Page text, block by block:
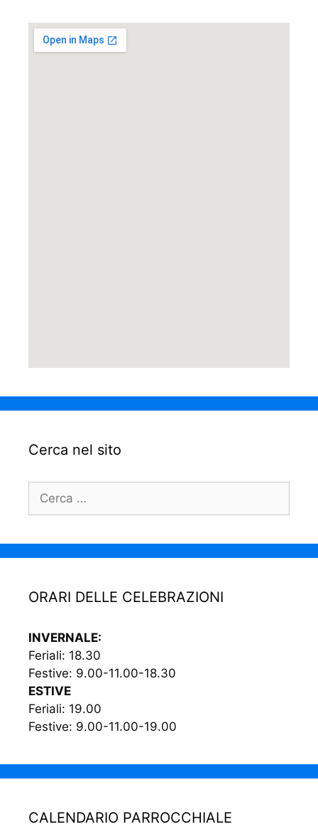
Cerca nel sito
ORARI DELLE CELEBRAZIONI
INVERNALE:
Feriali: 18.30
Festive: 9.00-11.00-18.30
ESTIVE
Feriali: 19.00
Festive: 9.00-11.00-19.00
CALENDARIO PARROCCHIALE